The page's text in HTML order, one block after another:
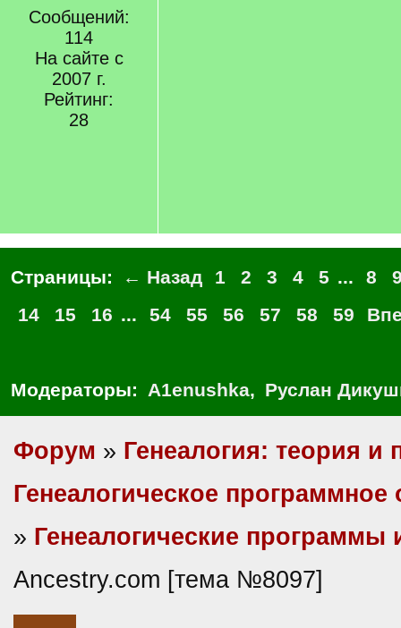
Сообщений:
114
На сайте с
2007 г.
Рейтинг:
28
Страницы: ← Назад 1 2 3 4 5 ... 8
14
15 16 ... 54 55 56 57 58 59
Модераторы: A1enushka, Руслан
Форум » Генеалогия: теория и
Генеалогическое программное
» Генеалогические программы
Ancestry.com [тема №8097]